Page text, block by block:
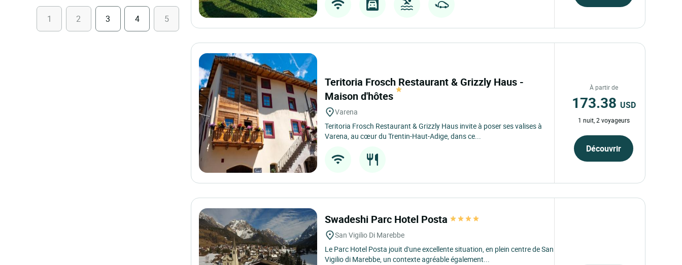
1 2 3 4 5
Teritoria Frosch Restaurant & Grizzly Haus -
Maison d'hôtes
Varena
Teritoria Frosch Restaurant & Grizzly Haus invite à poser ses valises à
Varena, au cœur du Trentin-Haut-Adige, dans ce...
À partir de
173.38 USD
1 nuit, 2 voyageurs
Découvrir
Swadeshi Parc Hotel Posta
San Vigilio Di Marebbe
Le Parc Hotel Posta jouit d'une excellente situation, en plein centre de San
Vigilio di Marebbe, un contexte agréable également...